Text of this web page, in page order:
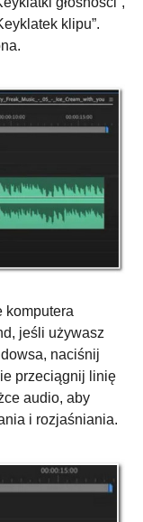
klipu”.
komputera
jeśli używasz
naciśnij
przeciągnij linię
audio, aby
i rozjaśniania.